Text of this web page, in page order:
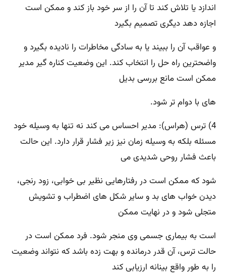
اندازد یا تلاش کند تا آن را از سر خود باز کند و ممکن است
اجازه دهد دیگری تصمیم بگیرد
و عواقب آن را ببیند یا به سادگی مخاطرات را نادیده بگیرد و
واضحترین راه حل را انتخاب کند. این وضعیت کناره گیر مدیر
ممکن است مانع بررسی بدیل
های با دوام تر شود.
4) ترس (هراس): مدیر احساس می کند نه تنها به وسیله خود
مسئله بلکه به وسیله زمان نیز زیر فشار قرار دارد. این حالت
باعث فشار روحی شدیدی می
شود که ممکن است در رفتارهایی نظیر بی خوابی، زود رنجی،
دیدن خواب های بد و سایر شکل های اضطراب و تشویش
متجلی شود و در نهایت ممکن
است به بیماری جسمی وی منجر شود. فرد ممکن است در
حالت ترس، آن قدر درمانده و بهت زده باشد که نتواند وضعیت
را به طور واقع بینانه ارزیابی کند